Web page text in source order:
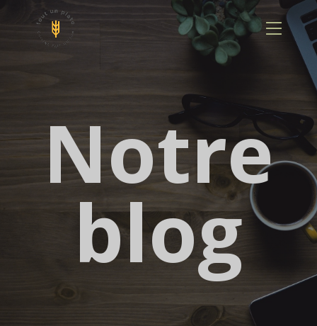
Notre
blog
Panneau de gestion des cookies